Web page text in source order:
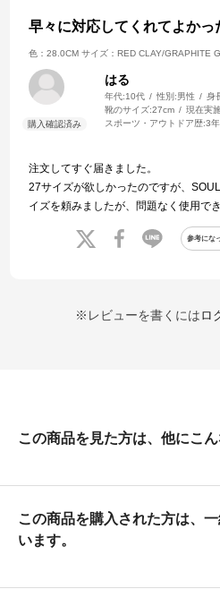
早々に対応してくれてよかっ
色：28.0CM サイズ：RED CLAY/GRAPHITE
はる
年代:10代 性別:男性 身
靴のサイズ:27cm 現在実
スポーツ・アウトドア歴:3
注文してすぐ届きました。
27サイズが欲しかったのですが、
イズを頼みましたが、問題なく使用でき
参考にな
※レビューを書くにはロ
この商品を見た方は、他にこ
この商品を購入された方は、
います。